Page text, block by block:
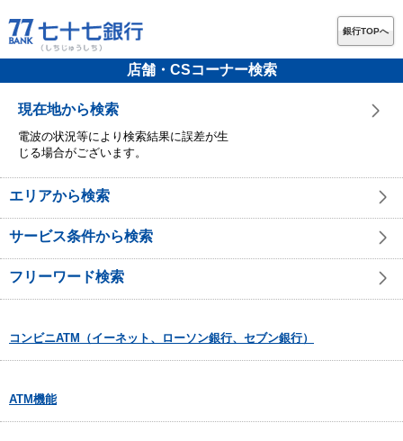
銀行TOPへ
店舗・CSコーナー検索
現在地から検索
電波の状況等により検索結果に誤差が生
じる場合がございます。
エリアから検索
サービス条件から検索
フリーワード検索
コンビニATM（イーネット、ローソン銀行、セブン銀行）
ATM機能